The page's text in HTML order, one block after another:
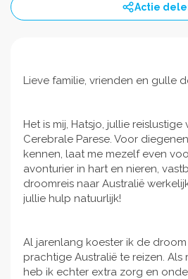
Actie
Lieve familie, vrienden en gulle
Het is mij, Hatsjo, jullie
Cerebrale Parese. Voor
kennen, laat me mezelf even
avonturier in hart en nieren,
droomreis naar Australië
jullie hulp natuurlijk!
Al jarenlang koester ik de
prachtige Australië te reizen.
heb ik echter extra zorg en